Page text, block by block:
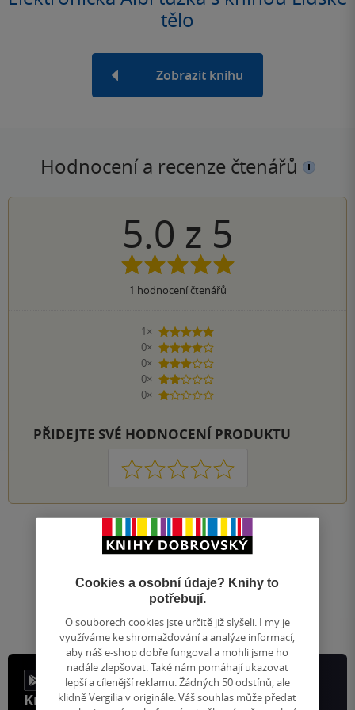
tělo
Zobrazit knihu
Hodnocení a recenze čtenářů
5.0 z 5
1 hodnocení čtenářů
1×
5 hvězdiček
0×
4 hvězdičky
0×
3 hvězdičky
0×
2 hvězdičky
0×
1 hvezdička
PŘIDEJTE SVÉ HODNOCENÍ PRODUKTU
1 2 3 4 5
Nahoru
Zobrazeno 20 z 20
1
Přejít
na
stránku
/ 1
Knihy, recenze a klubové výhody
Cookies a osobní údaje? Knihy to
potřebují.
O souborech cookies jste určitě již slyšeli. I my je
využíváme ke shromažďování a analýze informací,
aby náš e-shop dobře fungoval a mohli jsme ho
nadále zlepšovat. Také nám pomáhají ukazovat
lepší a cílenější reklamu. Žádných 50 odstínů, ale
klidně Vergilia v originále. Váš souhlas může předat